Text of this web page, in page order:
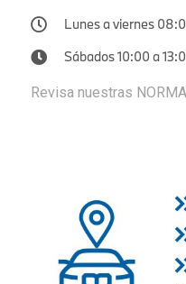
Lunes a viernes
Sábados 10:00 a
Revisa nuestras